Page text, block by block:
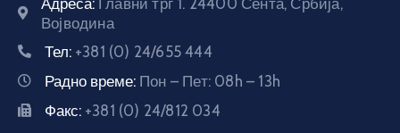
Војводина
Тел: +381 (0) 24/655 444
Радно време: Пон – Пет: 08h – 13h
Факс: +381 (0) 24/812 034